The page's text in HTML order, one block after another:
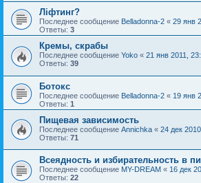
Ліфтинг?
Последнее сообщение Belladonna-2 « 29 янв
Ответы: 3
Кремы, скрабы
Последнее сообщение Yoko « 21 янв 2011,
Ответы: 39
Ботокс
Последнее сообщение Belladonna-2 « 19 янв
Ответы: 1
Пищевая зависимость
Последнее сообщение Annichka « 24 дек
Ответы: 71
Всеядность и избирательность в
Последнее сообщение MY-DREAM « 16 дек
Ответы: 22